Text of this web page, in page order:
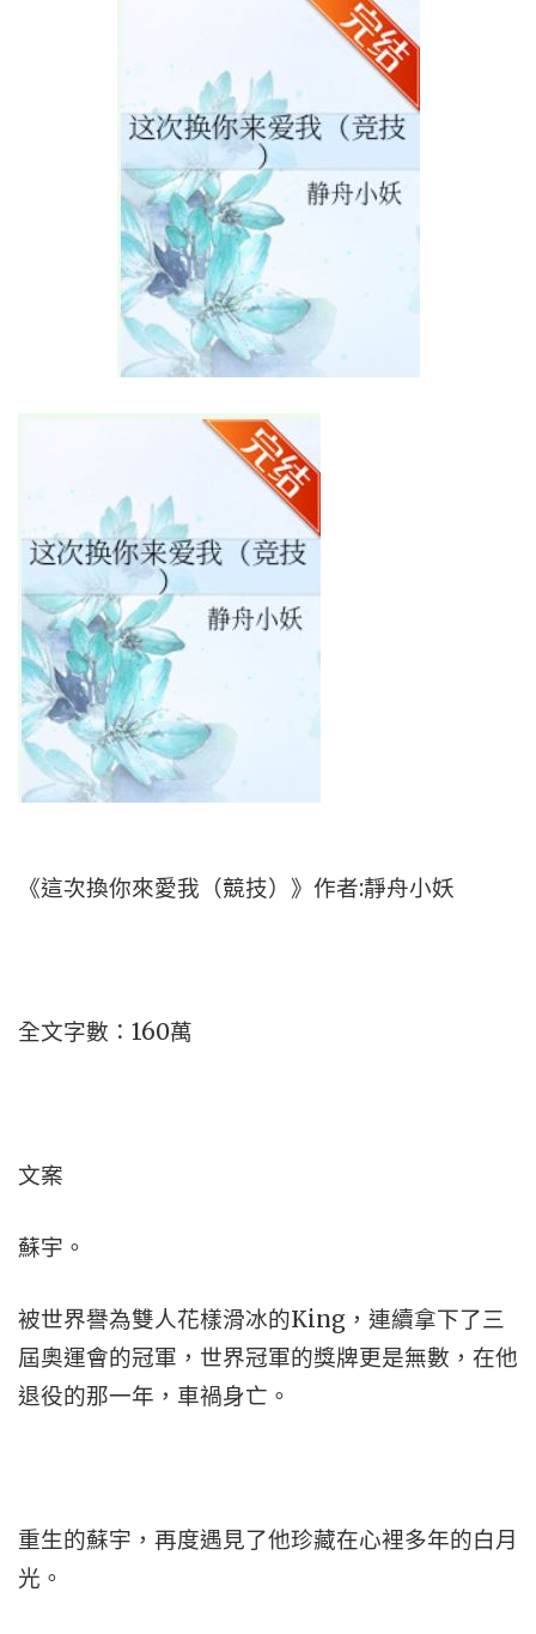
《這次換你來愛我（競技）》作者:靜舟小妖
全文字數：160萬
文案
蘇宇。
被世界譽為雙人花樣滑冰的King，連續拿下了三
屆奧運會的冠軍，世界冠軍的獎牌更是無數，在他
退役的那一年，車禍身亡。
重生的蘇宇，再度遇見了他珍藏在心裡多年的白月
光。